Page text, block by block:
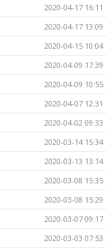
2020-04-17 16:11
2020-04-17 13:09
2020-04-15 10:04
2020-04-09 17:39
2020-04-09 10:55
2020-04-07 12:31
2020-04-02 09:33
2020-03-14 15:34
2020-03-13 13:14
2020-03-08 15:35
2020-03-08 15:29
2020-03-07 09:17
2020-03-03 07:53